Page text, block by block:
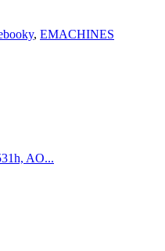
, EMACHINES
AO...